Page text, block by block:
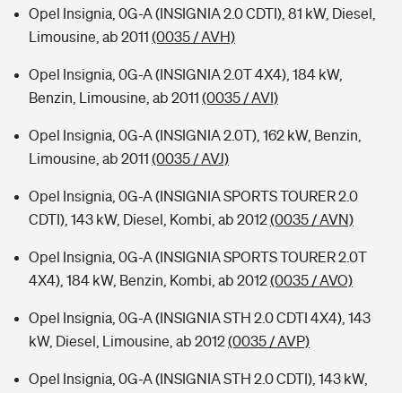
Opel Insignia, 0G-A (INSIGNIA 2.0 CDTI), 81 kW, Diesel,
Limousine, ab 2011 (0035 / AVH)
Opel Insignia, 0G-A (INSIGNIA 2.0T 4X4), 184 kW,
Benzin, Limousine, ab 2011 (0035 / AVI)
Opel Insignia, 0G-A (INSIGNIA 2.0T), 162 kW, Benzin,
Limousine, ab 2011 (0035 / AVJ)
Opel Insignia, 0G-A (INSIGNIA SPORTS TOURER 2.0
CDTI), 143 kW, Diesel, Kombi, ab 2012(0035 / AVN)
Opel Insignia, 0G-A (INSIGNIA SPORTS TOURER 2.0T
4X4), 184 kW, Benzin, Kombi, ab 2012(0035 / AVO)
Opel Insignia, 0G-A (INSIGNIA STH 2.0 CDTI 4X4), 143
kW, Diesel, Limousine, ab 2012(0035 / AVP)
Opel Insignia, 0G-A (INSIGNIA STH 2.0 CDTI), 143 kW,